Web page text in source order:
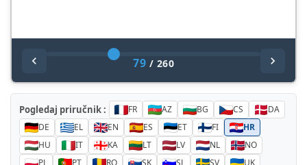
79 / 260
Pogledaj priručnik : FR AZ BG CS
DA
DE
EL EN ES ET FI
HR
HU
IT KA LT LV NL
NO